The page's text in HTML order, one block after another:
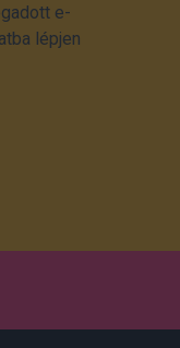
e-
lépjen